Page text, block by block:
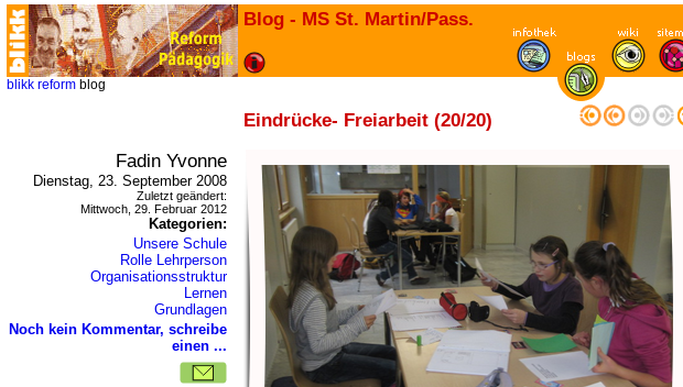
Blog - MS St. Martin/Pass.
blikk reform blog
Eindrücke- Freiarbeit (20/20)
Fadin Yvonne
Dienstag, 23. September 2008
Zuletzt geändert:
Mittwoch, 29. Februar 2012
Kategorien:
Unsere Schule
Rolle Lehrperson
Organisationsstruktur
Lernen
Grundlagen
Noch kein Kommentar, schreibe
einen ...